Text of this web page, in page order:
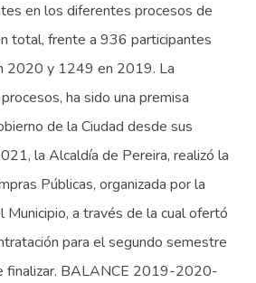
en los diferentes procesos de
total, frente a 936 participantes
2020 y 1249 en 2019. La
ha sido una premisa
de la Ciudad desde sus
la Alcaldía de Pereira, realizó la
Públicas, organizada por la
Municipio, a través de la cual ofertó
para el segundo semestre
finalizar. BALANCE 2019-2020-